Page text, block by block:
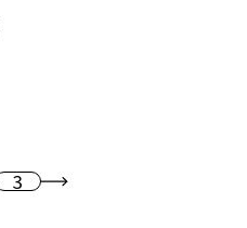
3 次へ